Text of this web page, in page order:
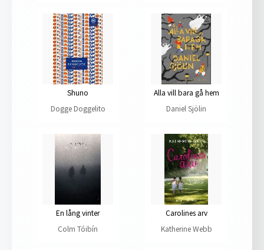
Shuno
Dogge Doggelito
Alla vill bara gå hem
Daniel Sjölin
En lång vinter
Colm Tóibín
Carolines arv
Katherine Webb